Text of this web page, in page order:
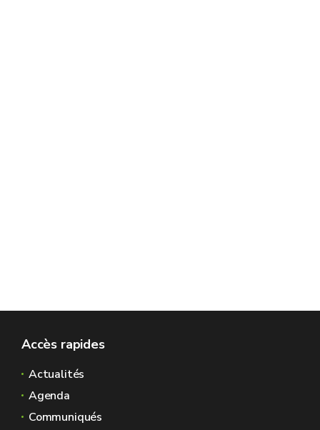
Accès rapides
Actualités
Agenda
Communiqués